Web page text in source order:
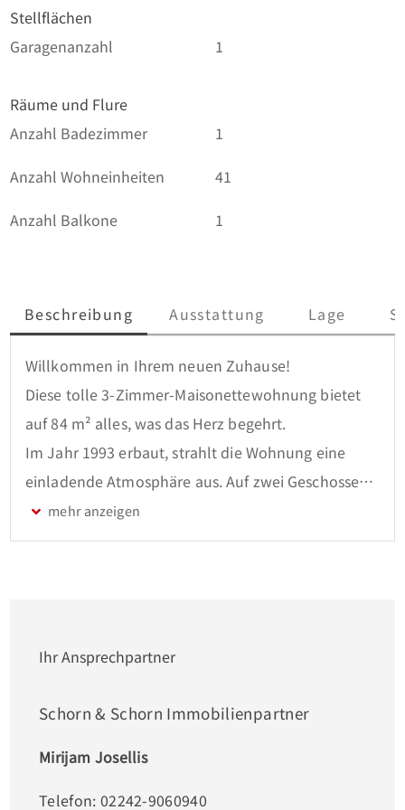
Stellflächen
Garagenanzahl
1
Räume und Flure
Anzahl Badezimmer
1
Anzahl Wohneinheiten
41
Anzahl Balkone
1
Beschreibung Ausstattung Lage
Willkommen in Ihrem neuen Zuhause!
Diese tolle 3-Zimmer-Maisonettewohnung bietet
auf 84 m² alles, was das Herz begehrt.
Im Jahr 1993 erbaut, strahlt die Wohnung eine
einladende Atmosphäre aus. Auf zwei Geschossen
verteilt, mit eigenem Eingang, finden Sie im
Obergeschoss ein geräumiges Wohn-/Esszimmer
Im Dachgeschoss bietet das offene und helle
z.B. als Schlaf- oder Arbeitsbereich.
Stauraum, während eine Garage Ihren PKW sicher
unterbringt.
Ihr Ansprechpartner
Schorn & Schorn Immobilienpartner
Mirijam Josellis
Telefon: 02242-9060940